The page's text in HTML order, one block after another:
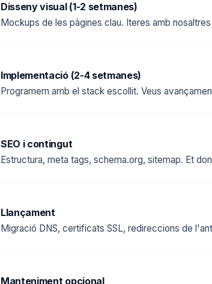
Disseny visual (1-2 setmanes)
Mockups de les pàgines clau. Iteres amb
Implementació (2-4 setmanes)
Programem amb el stack escollit. Veus
SEO i contingut
Estructura, meta tags, schema.org, sitemap. Et
Llançament
Migració DNS, certificats SSL, redireccions de
Manteniment opcional